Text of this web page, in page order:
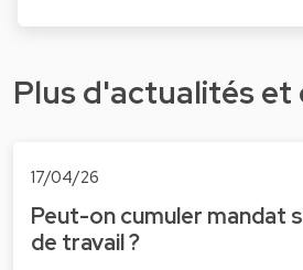
Plus d'actualités
17/04/26
Peut-on cumuler mandat
de travail ?